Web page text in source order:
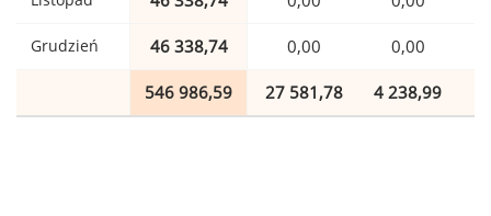
Grudzień 46 338,74 0,00 0,00
546 986,59 27 581,78 4 238,99